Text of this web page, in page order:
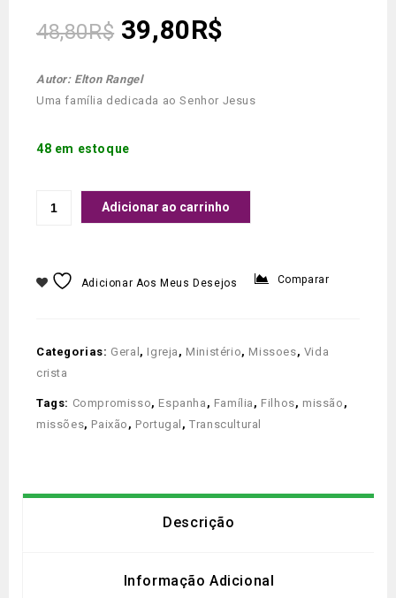
48,80R$ 39,80R$
Autor: Elton Rangel
Uma família dedicada ao Senhor Jesus
48 em estoque
Adicionar ao carrinho
Adicionar Aos Meus Desejos Comparar
Categorias: Geral , Igreja , Ministério, Missoes, Vida
crista
Tags: Compromisso, Espanha , Família , Filhos, missão ,
missões, Paixão , Portugal ,Transcultural
Descrição
Informação Adicional